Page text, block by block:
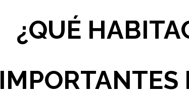
¿QUÉ
IMPORTANTES